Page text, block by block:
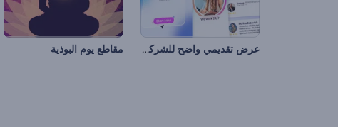
عرض تقديمي واضح للشركات مقاطع يوم البوذية